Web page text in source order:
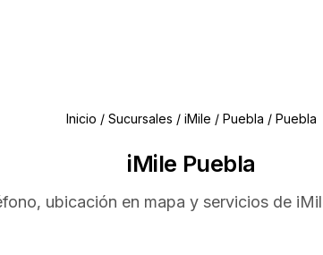
Inicio / Sucursales / iMile / Puebla / Puebla
iMile Puebla
ubicación en mapa y servicios de